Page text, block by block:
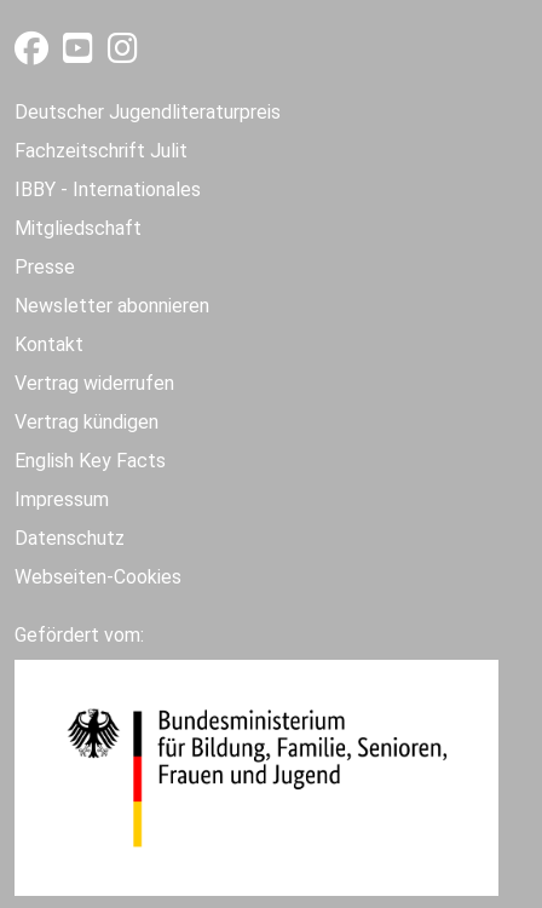
Deutscher Jugendliteraturpreis
Fachzeitschrift Julit
IBBY - Internationales
Mitgliedschaft
Presse
Newsletter abonnieren
Kontakt
Vertrag widerrufen
Vertrag kündigen
English Key Facts
Impressum
Datenschutz
Webseiten-Cookies
Gefördert vom: